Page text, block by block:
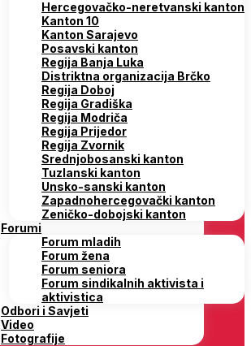
Hercegovačko-neretvanski kanton
Kanton 10
Kanton Sarajevo
Posavski kanton
Regija Banja Luka
Distriktna organizacija Brčko
Regija Doboj
Regija Gradiška
Regija Modriča
Regija Prijedor
Regija Zvornik
Srednjobosanski kanton
Tuzlanski kanton
Unsko-sanski kanton
Zapadnohercegovački kanton
Zeničko-dobojski kanton
Forumi
Forum mladih
Forum žena
Forum seniora
Forum sindikalnih aktivista i
aktivistica
Odbori i Savjeti
Video
Fotografije